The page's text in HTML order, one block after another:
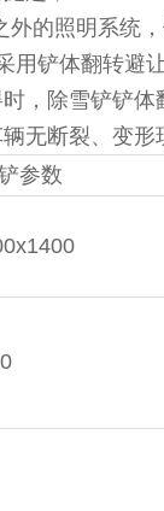
的照明系统，
用铲体翻转避
，除雪铲铲体
无断裂、变形
参数